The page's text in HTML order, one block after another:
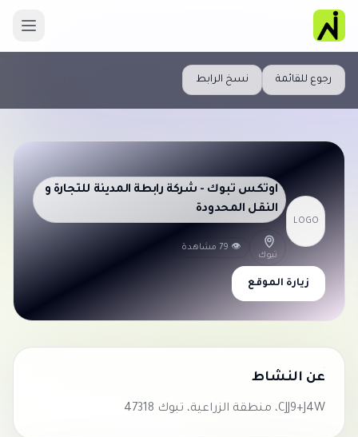
رجوع للقائمة نسخ الرابط
LOGO
اوتكس تبوك - شركة رابطة المدينة للتجارة و
النقل المحدودة
تبوك
👁 79 مشاهدة
زيارة الموقع
عن النشاط
CJJ9+J4W، منطقة الزراعية، تبوك 47318